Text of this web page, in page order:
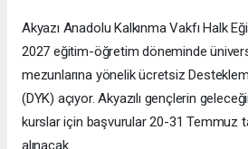
Akyazı Anadolu Kalkınma Vakfı Halk
2027 eğitim-öğretim döneminde
mezunlarına yönelik ücretsiz
(DYK) açıyor. Akyazılı gençlerin
kurslar için başvurular 20-31 Temmuz
alınacak.